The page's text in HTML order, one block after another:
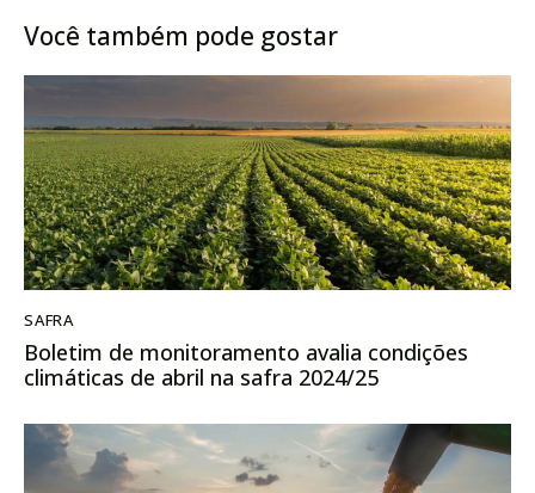
Você também pode gostar
SAFRA
Boletim de monitoramento avalia condições
climáticas de abril na safra 2024/25